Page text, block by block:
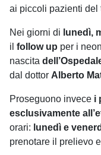
ai piccoli pazienti del
Nei giorni di lunedì,
il follow up per i
nascita
dal dottor Alberto
Proseguono invece i
esclusivamente
orari: lunedì e
prenotare il prelievo